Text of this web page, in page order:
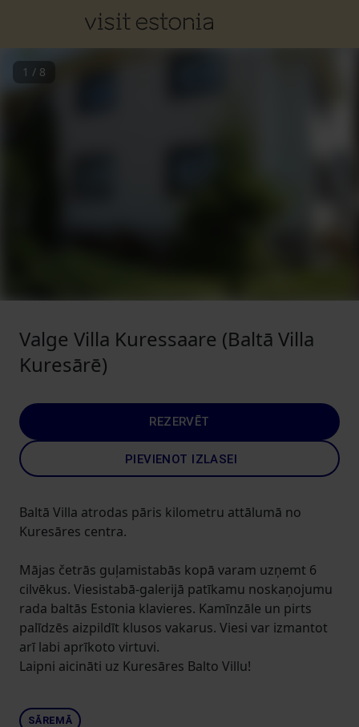
1 / 8
Valge Villa Kuressaare (Baltā Villa
Kuresārē)
REZERVĒT
PIEVIENOT IZLASEI
Baltā Villa atrodas pāris kilometru attālumā no
Kuresāres centra.
Mājas četrās guļamistabās kopā varam uzņemt 6
cilvēkus. Viesistabā-galerijā patīkamu noskaņojumu
rada baltās Estonia klavieres. Kamīnzāle un pirts
palīdzēs aizpildīt klusos vakarus. Viesi var izmantot
arī labi aprīkoto virtuvi.
Laipni aicināti uz Kuresāres Balto Villu!
SĀREMĀ